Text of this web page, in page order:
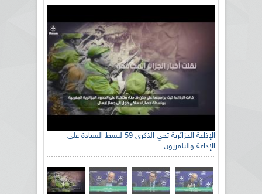
الإذاعة الجزائرية تحي الذكرى 59 لبسط السيادة على
الإذاعة والتلفزيون